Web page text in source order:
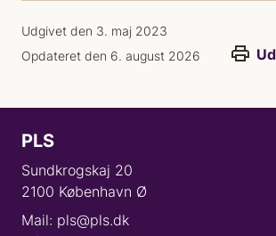
Udgivet den 3. maj 2023
Opdateret den 6. august 2026
PLS
Sundkrogskaj 20
2100 København Ø
Mail: pls@pls.dk